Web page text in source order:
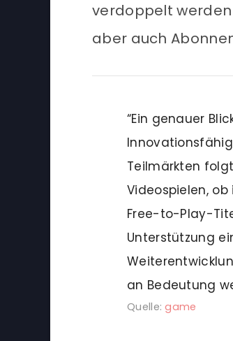
verdoppelt werden
aber auch
“Ein genauer
Teilmärkten
Videospielen,
Free-to-Play-
Unterstützung
an Bedeutung
Quelle:game